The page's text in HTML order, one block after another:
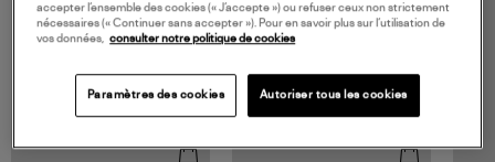
accepter l’ensemble des cookies (« J’accepte ») ou refuser ceux non strictement
nécessaires (« Continuer sans accepter »). Pour en savoir plus sur l’utilisation de
vos données, consulter notre politique de cookies
Paramètres des cookies Autoriser tous les cookies